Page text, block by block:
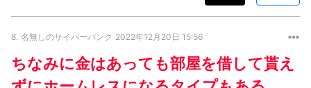
8. 名無しのサイバーパンク 2022年12月20日 15:56
ちなみに金はあっても部屋を借して貰え